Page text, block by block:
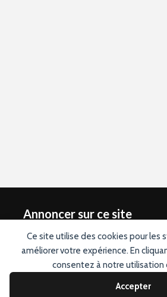
Ce site utilise des cookies pour les
améliorer votre expérience. En
consentez à notre utilisation
Accepter
Annoncer sur ce site
Vous souhaitez annoncer sur ce site ?
cliquant ici. Conception graphique du
Designevo.com.